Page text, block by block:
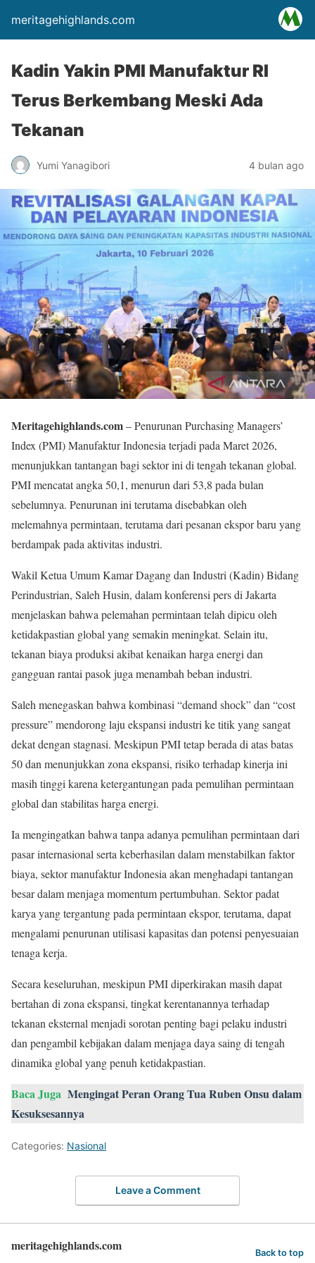
meritagehighlands.com
Kadin Yakin PMI Manufaktur RI
Terus Berkembang Meski Ada
Tekanan
Yumi Yanagibori 4 bulan ago
Meritagehighlands.com– Penurunan Purchasing Managers’
Index (PMI) Manufaktur Indonesia terjadi pada Maret 2026,
menunjukkan tantangan bagi sektor ini di tengah tekanan global.
PMI mencatat angka 50,1, menurun dari 53,8 pada bulan
sebelumnya. Penurunan ini terutama disebabkan oleh
melemahnya permintaan, terutama dari pesanan ekspor baru yang
berdampak pada aktivitas industri.
Wakil Ketua Umum Kamar Dagang dan Industri (Kadin) Bidang
Perindustrian, Saleh Husin, dalam konferensi pers di Jakarta
menjelaskan bahwa pelemahan permintaan telah dipicu oleh
ketidakpastian global yang semakin meningkat. Selain itu,
tekanan biaya produksi akibat kenaikan harga energi dan
gangguan rantai pasok juga menambah beban industri.
Saleh menegaskan bahwa kombinasi “demand shock” dan “cost
pressure” mendorong laju ekspansi industri ke titik yang sangat
dekat dengan stagnasi. Meskipun PMI tetap berada di atas batas
50 dan menunjukkan zona ekspansi, risiko terhadap kinerja ini
masih tinggi karena ketergantungan pada pemulihan permintaan
global dan stabilitas harga energi.
Ia mengingatkan bahwa tanpa adanya pemulihan permintaan dari
pasar internasional serta keberhasilan dalam menstabilkan faktor
biaya, sektor manufaktur Indonesia akan menghadapi tantangan
besar dalam menjaga momentum pertumbuhan. Sektor padat
karya yang tergantung pada permintaan ekspor, terutama, dapat
mengalami penurunan utilisasi kapasitas dan potensi penyesuaian
tenaga kerja.
Secara keseluruhan, meskipun PMI diperkirakan masih dapat
bertahan di zona ekspansi, tingkat kerentanannya terhadap
tekanan eksternal menjadi sorotan penting bagi pelaku industri
dan pengambil kebijakan dalam menjaga daya saing di tengah
dinamika global yang penuh ketidakpastian.
Baca Juga Mengingat Peran Orang Tua Ruben Onsu dalam
Kesuksesannya
Categories: Nasional
Leave a Comment
meritagehighlands.com Back to top